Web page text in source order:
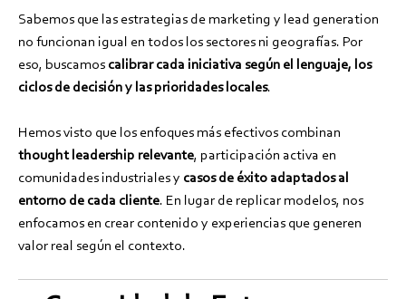
Sabemos que las estrategias de marketing y lead generation
no funcionan igual en todos los sectores ni geografías. Por
eso, buscamos calibrar cada iniciativa según el lenguaje, los
ciclos de decisión y las prioridades locales.
Hemos visto que los enfoques más efectivos combinan
thought leadership relevante, participación activa en
comunidades industriales y casos de éxito adaptados al
entorno de cada cliente. En lugar de replicar modelos, nos
enfocamos en crear contenido y experiencias que generen
valor real según el contexto.